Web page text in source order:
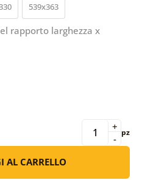
539x363
rapporto larghezza x
-
+ pz
AL CARRELLO